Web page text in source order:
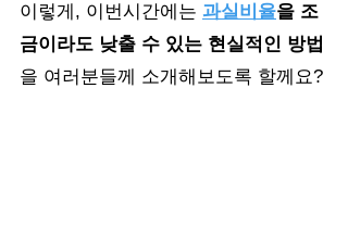
이렇게, 이번시간에는 과실비율을 조
금이라도 낮출 수 있는 현실적인 방법
을 여러분들께 소개해보도록 할께요?